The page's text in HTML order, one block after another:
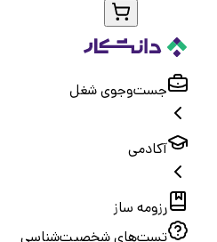
جست‌و‌جوی شغل
آکادمی
رزومه ساز